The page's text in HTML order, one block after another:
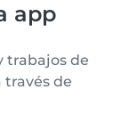
app
trabajos de
través de